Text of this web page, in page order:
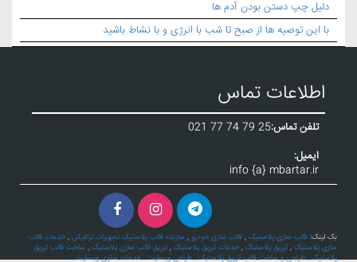
دلیل چپ دستن بودن آدم ها
با این توصیه ها از صبح تا شب با انرژی و با نشاط باشید
اطلاعات تماس
تلفن تماس:021 77 74 79 25
ایمیل:
info {a} mbartar.ir
بک لینک: قالب سازی پلاستیک , قالب سازی خودرو , سازنده قالب پلاستیک تجهیزات ترافیکی , خدمات قالب
سازی پلاستیک , تزریق پلاستیک , خدمات تزریق پلاستیک , تزریق قالب سازی پلاستیک , ساخت قالب تزریق
پلاستیک,طراحی و ساخت قالب تزریق پلاستیک,طراحی وبسایت,خدمات سئوی وبسایت